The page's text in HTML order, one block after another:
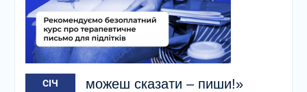
СІЧ можеш сказати – пиши!»